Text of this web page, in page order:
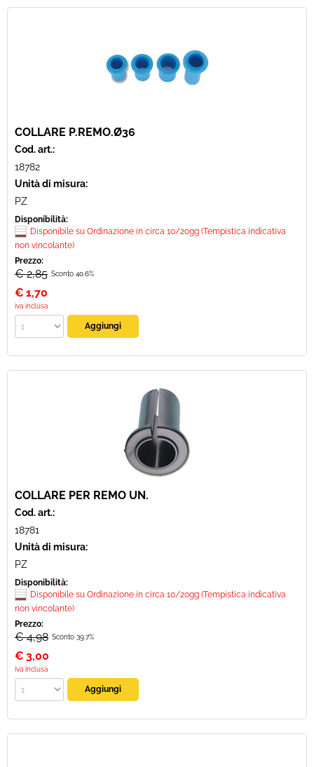
COLLARE P.REMO.Ø36
Cod. art.:
18782
Unità di misura:
PZ
Disponibilità:
Disponibile su Ordinazione in circa 10/20gg (Tempistica indicativa
non vincolante)
Prezzo:
€ 2,85 Sconto 40.6%
€ 1,70
iva inclusa
COLLARE PER REMO UN.
Cod. art.:
18781
Unità di misura:
PZ
Disponibilità:
Disponibile su Ordinazione in circa 10/20gg (Tempistica indicativa
non vincolante)
Prezzo:
€ 4,98 Sconto 39.7%
€ 3,00
iva inclusa